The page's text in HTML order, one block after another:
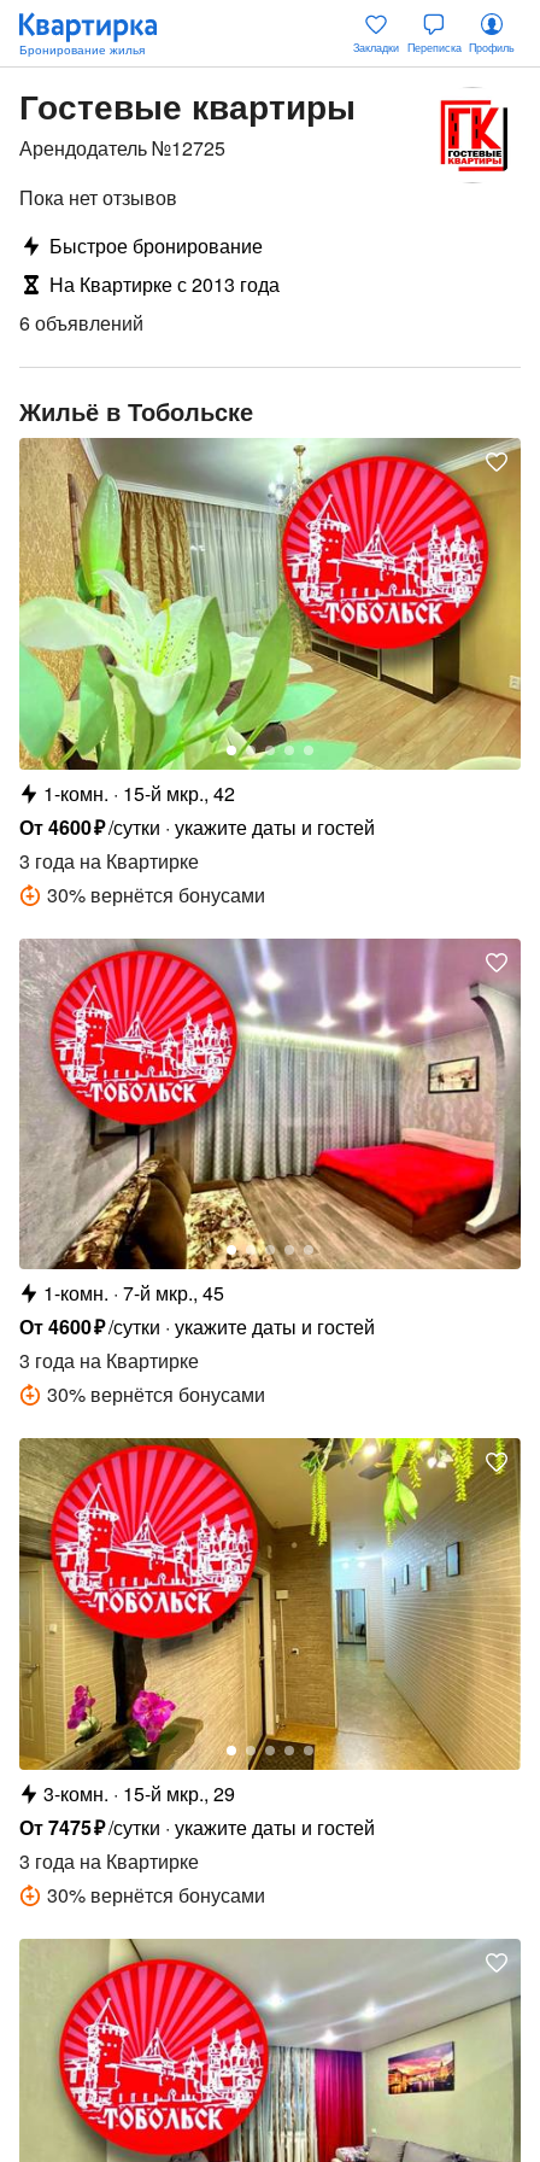
Закладки Переписка Профиль
Гостевые квартиры
Арендодатель №12725
Пока нет отзывов
Быстрое бронирование
На Квартирке с 2013 года
6 объявлений
Жильё в Тобольске
1-комн.
15-й мкр., 42
От4600₽/сутки укажите даты и гостей
3 года на Квартирке
30% вернётся бонусами
1-комн. 7-й мкр., 45
От4600₽/сутки укажите даты и гостей
3 года на Квартирке
30% вернётся бонусами
3-комн.
15-й мкр., 29
От7475₽/сутки укажите даты и гостей
3 года на Квартирке
30% вернётся бонусами